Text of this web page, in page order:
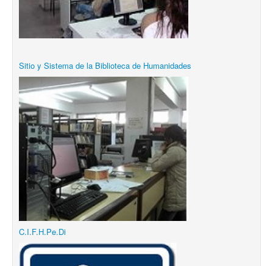
Sitio y Sistema de la Biblioteca de Humanidades
C.I.F.H.Pe.Di